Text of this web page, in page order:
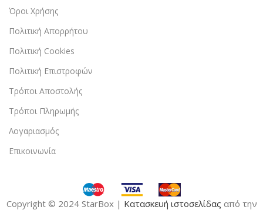
Όροι Χρήσης
Πολιτική Απορρήτου
Πολιτική Cookies
Πολιτική Επιστροφών
Τρόποι Αποστολής
Τρόποι Πληρωμής
Λογαριασμός
Επικοινωνία
Copyright © 2024 StarBox | Κατασκευή ιστοσελίδας από την